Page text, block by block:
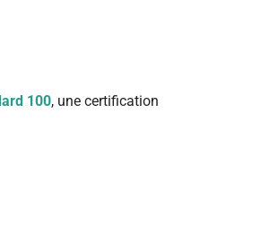
100, une certification